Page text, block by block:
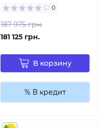
0
187 975 грн.
181 125 грн.
В корзину
% В кредит